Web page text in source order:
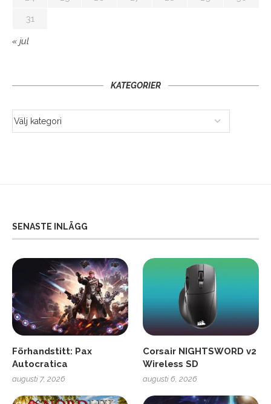
31
« jul
KATEGORIER
SENASTE INLÄGG
Förhandstitt: Pax
Autocratica
augusti 7, 2026
Corsair NIGHTSWORD v2
Wireless SD
augusti 6, 2026